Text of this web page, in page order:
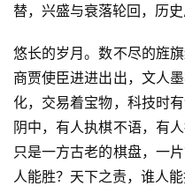
替，兴盛与衰落轮回，历史
悠长的岁月。数不尽的旌
商贾使臣进进出出，文人
化，交易着宝物，科技时
阴中，有人执棋不语，有
只是一方古老的棋盘，一
人能胜？天下之责，谁人能